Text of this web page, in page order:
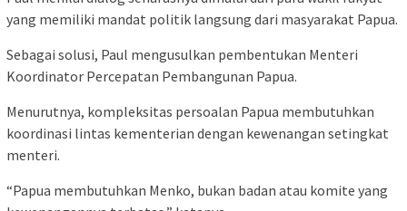
yang memiliki mandat politik langsung dari masyarakat Papua.
Sebagai solusi, Paul mengusulkan pembentukan Menteri
Koordinator Percepatan Pembangunan Papua.
Menurutnya, kompleksitas persoalan Papua membutuhkan
koordinasi lintas kementerian dengan kewenangan setingkat
menteri.
“Papua membutuhkan Menko, bukan badan atau komite yang